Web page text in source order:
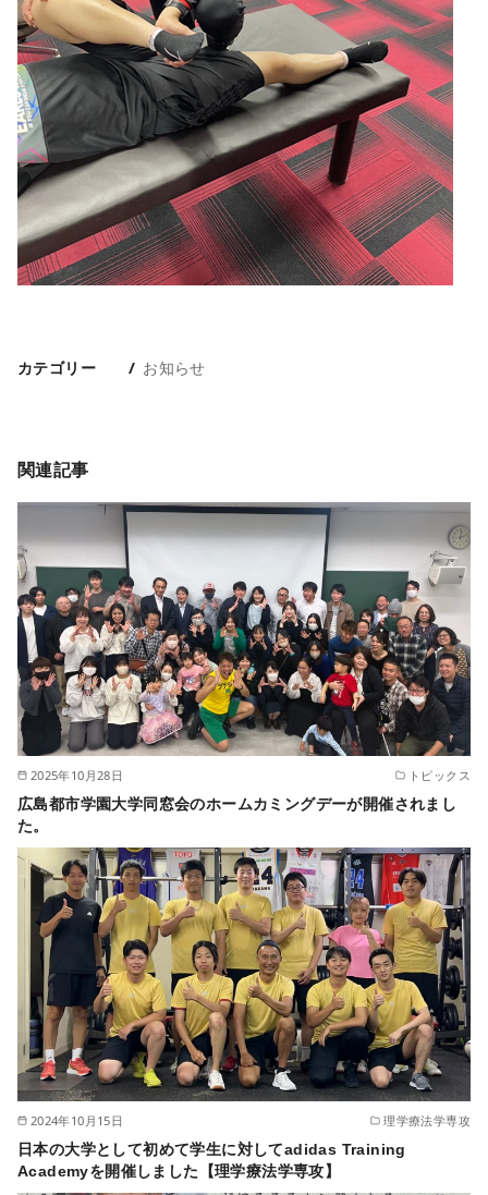
カテゴリー お知らせ
関連記事
2025年10月28日 トピックス
広島都市学園大学同窓会のホームカミングデーが開催されまし
た。
2024年10月15日 理学療法学専攻
日本の大学として初めて学生に対してadidas Training
Academyを開催しました【理学療法学専攻】